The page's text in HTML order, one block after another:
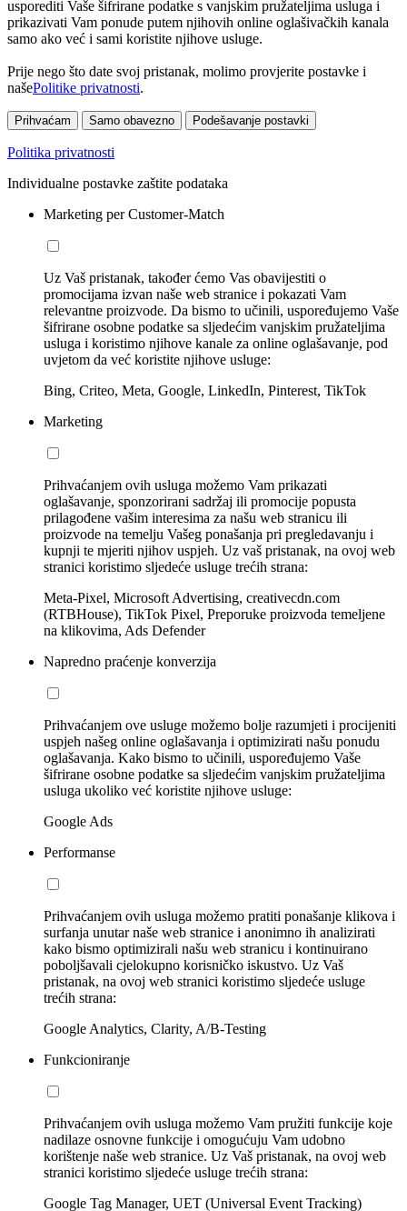
usporediti Vaše šifrirane podatke s vanjskim pružateljima usluga i
prikazivati Vam ponude putem njihovih online oglašivačkih kanala
samo ako već i sami koristite njihove usluge.
Prije nego što date svoj pristanak, molimo provjerite postavke i
našePolitike privatnosti.
Prihvaćam Samo obavezno Podešavanje postavki
Politika privatnosti
Individualne postavke zaštite podataka
Marketing per Customer-Match
Uz Vaš pristanak, također ćemo Vas obavijestiti o
promocijama izvan naše web stranice i pokazati Vam
relevantne proizvode. Da bismo to učinili, uspoređujemo Vaše
šifrirane osobne podatke sa sljedećim vanjskim pružateljima
usluga i koristimo njihove kanale za online oglašavanje, pod
uvjetom da već koristite njihove usluge:
Bing, Criteo, Meta, Google, LinkedIn, Pinterest, TikTok
Marketing
Prihvaćanjem ovih usluga možemo Vam prikazati
oglašavanje, sponzorirani sadržaj ili promocije popusta
prilagođene vašim interesima za našu web stranicu ili
proizvode na temelju Vašeg ponašanja pri pregledavanju i
kupnji te mjeriti njihov uspjeh. Uz vaš pristanak, na ovoj web
stranici koristimo sljedeće usluge trećih strana:
Meta-Pixel, Microsoft Advertising, creativecdn.com
(RTBHouse), TikTok Pixel, Preporuke proizvoda temeljene
na klikovima, Ads Defender
Napredno praćenje konverzija
Prihvaćanjem ove usluge možemo bolje razumjeti i procijeniti
uspjeh našeg online oglašavanja i optimizirati našu ponudu
oglašavanja. Kako bismo to učinili, uspoređujemo Vaše
šifrirane osobne podatke sa sljedećim vanjskim pružateljima
usluga ukoliko već koristite njihove usluge:
Google Ads
Performanse
Prihvaćanjem ovih usluga možemo pratiti ponašanje klikova i
surfanja unutar naše web stranice i anonimno ih analizirati
kako bismo optimizirali našu web stranicu i kontinuirano
poboljšavali cjelokupno korisničko iskustvo. Uz Vaš
pristanak, na ovoj web stranici koristimo sljedeće usluge
trećih strana:
Google Analytics, Clarity, A/B-Testing
Funkcioniranje
Prihvaćanjem ovih usluga možemo Vam pružiti funkcije koje
nadilaze osnovne funkcije i omogućuju Vam udobno
korištenje naše web stranice. Uz Vaš pristanak, na ovoj web
stranici koristimo sljedeće usluge trećih strana:
Google Tag Manager, UET (Universal Event Tracking)